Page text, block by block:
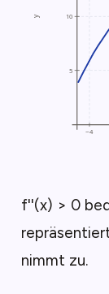
f''(x) > 0
nimmt zu.